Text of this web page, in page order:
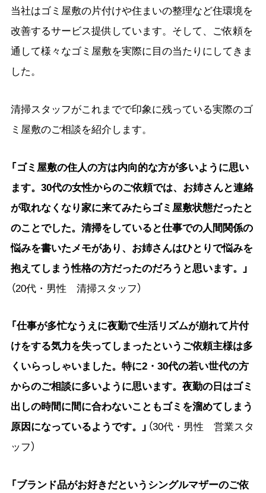
当社はゴミ屋敷の片付けや住まいの整理など住環境を
改善するサービス提供しています。そして、ご依頼を
通して様々なゴミ屋敷を実際に目の当たりにしてきま
した。
清掃スタッフがこれまでで印象に残っている実際のゴ
ミ屋敷のご相談を紹介します。
「ゴミ屋敷の住人の方は内向的な方が多いように思い
ます。30代の女性からのご依頼では、お姉さんと連絡
が取れなくなり家に来てみたらゴミ屋敷状態だったと
のことでした。清掃をしていると仕事での人間関係の
悩みを書いたメモがあり、お姉さんはひとりで悩みを
抱えてしまう性格の方だったのだろうと思います。」
（20代・男性 清掃スタッフ）
「仕事が多忙なうえに夜勤で生活リズムが崩れて片付
けをする気力を失ってしまったというご依頼主様は多
くいらっしゃいました。特に2・30代の若い世代の方
からのご相談に多いように思います。夜勤の日はゴミ
出しの時間に間に合わないこともゴミを溜めてしまう
原因になっているようです。」 （30代・男性 営業スタ
ッフ）
「ブランド品がお好きだというシングルマザーのご依